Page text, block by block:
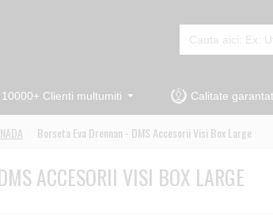
10000+ Clienti multumiti Calitate
Borseta Eva Drennan - DMS Accesorii Visi Box Large
ACCESORII VISI BOX LARGE